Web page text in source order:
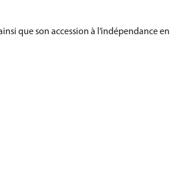
que son accession à l’indépendance en